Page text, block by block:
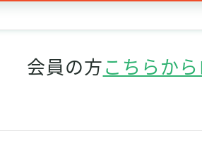
会員の方こちらか